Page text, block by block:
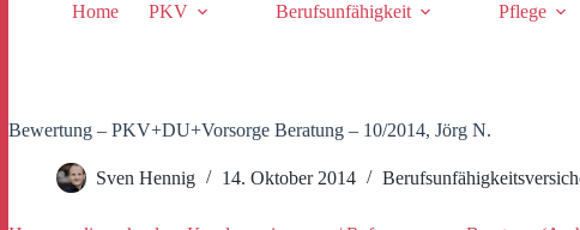
Home PKV Berufsunfähigkeit Pflege
Bewertung – PKV+DU+Vorsorge Beratung – 10/2014, Jörg N.
Sven Hennig 14. Oktober 2014